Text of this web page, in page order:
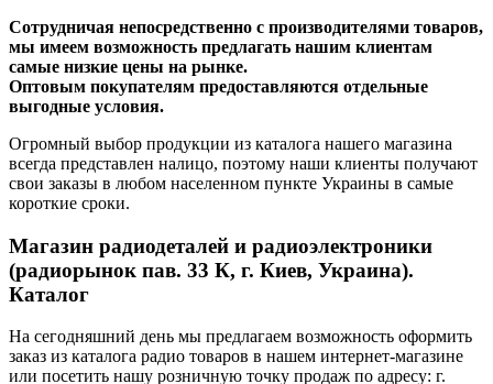
Сотрудничая непосредственно с производителями товаров,
мы имеем возможность предлагать нашим клиентам
самые низкие цены на рынке.
Оптовым покупателям предоставляются отдельные
выгодные условия.
Огромный выбор продукции из каталога нашего магазина
всегда представлен налицо, поэтому наши клиенты получают
свои заказы в любом населенном пункте Украины в самые
короткие сроки.
Магазин радиодеталей и радиоэлектроники
(радиорынок пав. 33 К, г. Киев, Украина).
Каталог
На сегодняшний день мы предлагаем возможность оформить
заказ из каталога радио товаров в нашем интернет-магазине
или посетить нашу розничную точку продаж по адресу: г.